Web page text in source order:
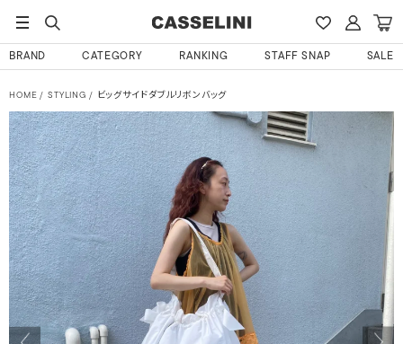
BRAND CATEGORY RANKING STAFF SNAP SALE
HOME STYLING ビッグサイドダブルリボンバッグ